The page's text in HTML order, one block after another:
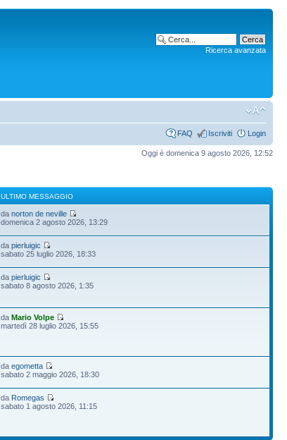
Ricerca avanzata
FAQ Iscriviti Login
Oggi è domenica 9 agosto 2026, 12:52
ULTIMO MESSAGGIO
danorton de neville
domenica 2 agosto 2026, 13:29
dapierluigic
sabato 25 luglio 2026, 18:33
dapierluigic
sabato 8 agosto 2026, 1:35
daMario Volpe
martedì 28 luglio 2026, 15:55
daegometta
sabato 2 maggio 2026, 18:30
da Romegas
sabato 1 agosto 2026, 11:15